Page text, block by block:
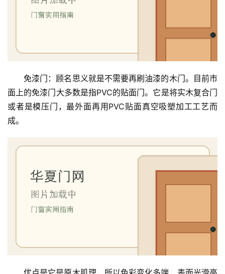
首
页
入
免漆门：顾名思义就是不需要再刷油漆的木门。目前市
面上的免漆门大多数是指PVC的贴面门。它是将实木复合门
或者是模压门，最外面再用PVC贴面真空吸塑加工工艺而
成。